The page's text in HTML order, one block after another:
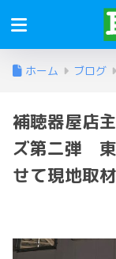
ホーム ブログ
補聴器屋店
ズ第二弾 東
せて現地取材